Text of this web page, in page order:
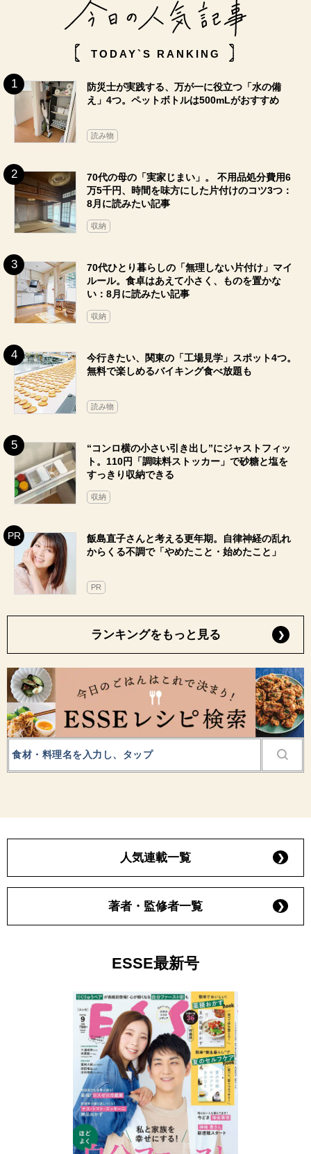
TODAY`S RANKING
防災士が実践する、万が一に役立つ「水の備
え」4つ。ペットボトルは500mLがおすすめ
読み物
70代の母の「実家じまい」。 不用品処分費用6
万5千円、時間を味方にした片付けのコツ3つ：
8月に読みたい記事
収納
70代ひとり暮らしの「無理しない片付け」マイ
ルール。食卓はあえて小さく、ものを置かな
い：8月に読みたい記事
収納
今行きたい、関東の「工場見学」スポット4つ。
無料で楽しめるバイキング食べ放題も
読み物
“コンロ横の小さい引き出し”にジャストフィッ
ト。110円「調味料ストッカー」で砂糖と塩を
すっきり収納できる
収納
飯島直子さんと考える更年期。自律神経の乱れ
からくる不調で「やめたこと・始めたこと」
PR
ランキングをもっと見る
人気連載一覧
著者・監修者一覧
ESSE最新号